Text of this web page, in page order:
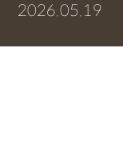
2026.05.19